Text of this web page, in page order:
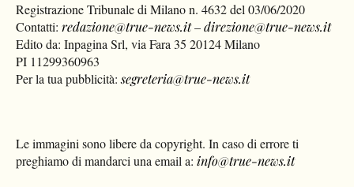
Registrazione Tribunale di Milano n. 4632 del 03/06/2020
Contatti:redazione@true-news.it–direzione@true-news.it
Edito da: Inpagina Srl, via Fara 35 20124 Milano
PI 11299360963
Per la tua pubblicità:segreteria@true-news.it
Le immagini sono libere da copyright. In caso di errore ti
preghiamo di mandarci una email a: info@true-news.it